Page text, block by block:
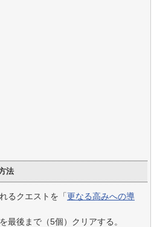
法
るクエストを「更なる高みへの導
最後まで（5個）クリアする。